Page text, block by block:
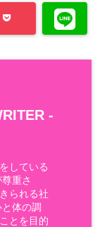
-
している
重さ
られる社
体の調
とを目的